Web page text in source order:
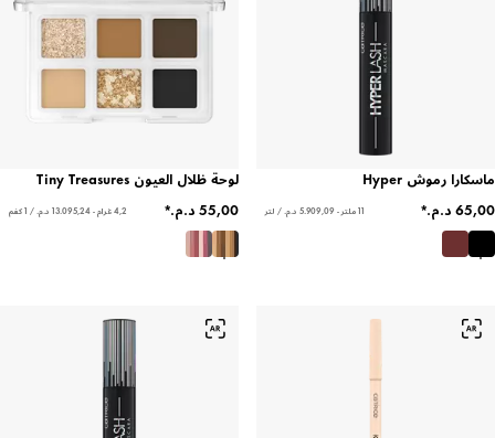
ماسكارا رموش Hyper
11 ملتر - ‏5.909,09 د.م.‏ / لتر
لوحة ظلال العيون Tiny Treasures
4,2 غرام - ‏13.095,24 د.م.‏ / 1 كغم